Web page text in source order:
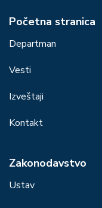
Početna stranica
Departman
Vesti
Izveštaji
Kontakt
Zakonodavstvo
Ustav